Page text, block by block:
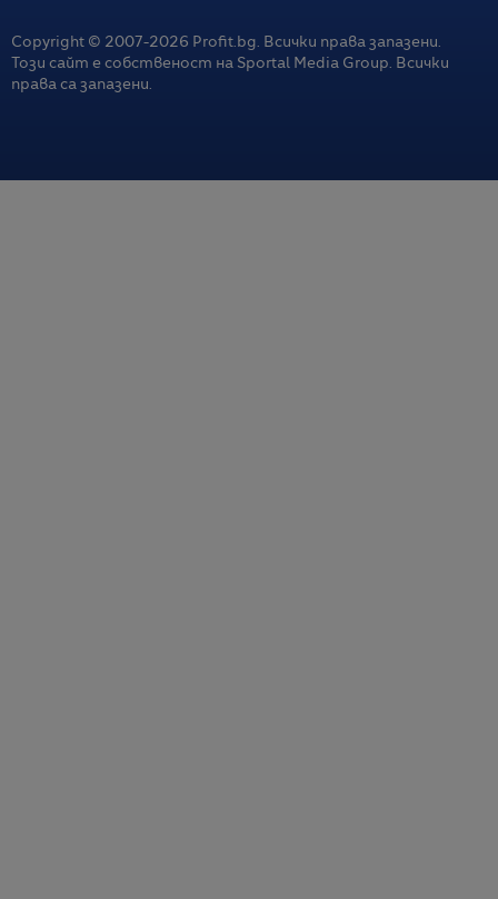
Copyright © 2007-2026 Profit.bg. Всички права запазени.
Този сайт е собственост на Sportal Media Group. Всички
права са запазени.